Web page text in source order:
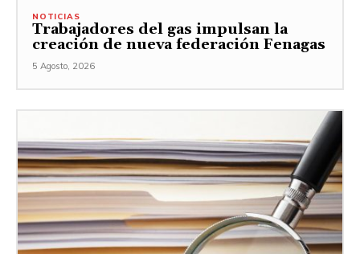
NOTICIAS
Trabajadores del gas impulsan la
creación de nueva federación Fenagas
5 Agosto, 2026